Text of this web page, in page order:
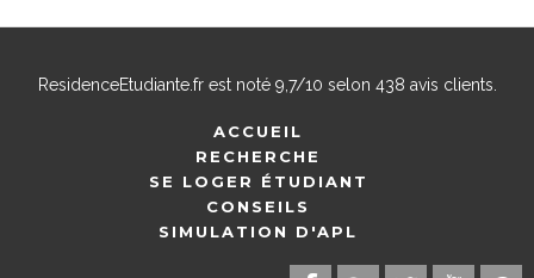
ResidenceEtudiante.frest noté 9,7/10 selon 438 avis clients.
ACCUEIL
RECHERCHE
SE LOGER ÉTUDIANT
CONSEILS
SIMULATION D'APL